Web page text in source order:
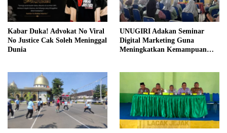
Kabar Duka! Advokat No Viral
No Justice Cak Soleh Meninggal
Dunia
UNUGIRI Adakan Seminar
Digital Marketing Guna
Meningkatkan Kemampuan